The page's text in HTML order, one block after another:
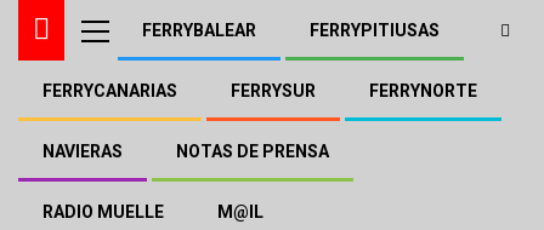
FERRYBALEAR FERRYPITIUSAS
FERRYCANARIAS FERRYSUR FERRYNORTE
NAVIERAS NOTAS DE PRENSA
RADIO MUELLE M@IL
El «Chenega» de Menorca
Lines acabará su etapa